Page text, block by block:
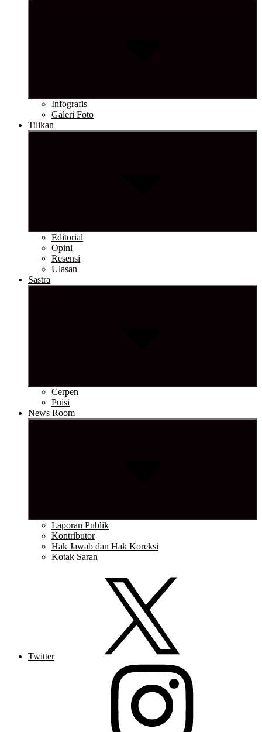
Infografis
Galeri Foto
Tilikan
Editorial
Opini
Resensi
Ulasan
Sastra
Cerpen
Puisi
News Room
Laporan Publik
Kontributor
Hak Jawab dan Hak Koreksi
Kotak Saran
Twitter